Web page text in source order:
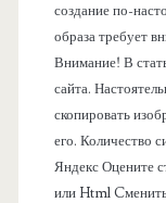
создание по-
образа требует
Внимание! В
сайта.
скопировать
его. Количество
Яндекс Оцените
или Html